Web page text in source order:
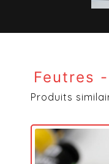
Feutres
Produits